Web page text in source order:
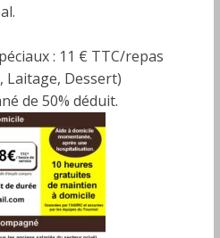
: 11 € TTC/repas
Dessert)
de 50% déduit.